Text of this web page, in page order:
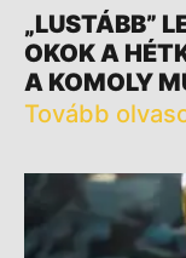
„LUSTÁBB”
OKOK A
A KOMOLY
Tovább